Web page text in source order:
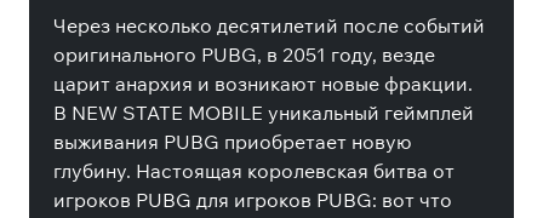
Через несколько десятилетий после событий
оригинального PUBG, в 2051 году, везде
царит анархия и возникают новые фракции.
В NEW STATE MOBILE уникальный геймплей
выживания PUBG приобретает новую
глубину. Настоящая королевская битва от
игроков PUBG для игроков PUBG: вот что